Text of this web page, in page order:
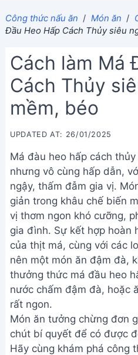
Công thức nấu ăn / Món ăn /
Đầu Heo Hấp Cách Thủy siêu
Cách làm Má
Cách Thủy
mềm, béo
UPDATED AT: 26/01/2025
Má đàu heo hấp cách
nhưng vô cùng hấp dẫn,
ngậy, thấm đẫm gia vị.
giản trong khâu chế biến
vị thơm ngon khó cưỡng,
gia đình. Sự kết hợp hoàn
của thịt má, cùng với các
nên một món ăn đậm đà,
thưởng thức má đầu heo
nước chấm đậm đà, hoặc
rất ngon.
Món ăn tưởng chừng đơn
chút bí quyết để có được
Hãy cùng khám phá công